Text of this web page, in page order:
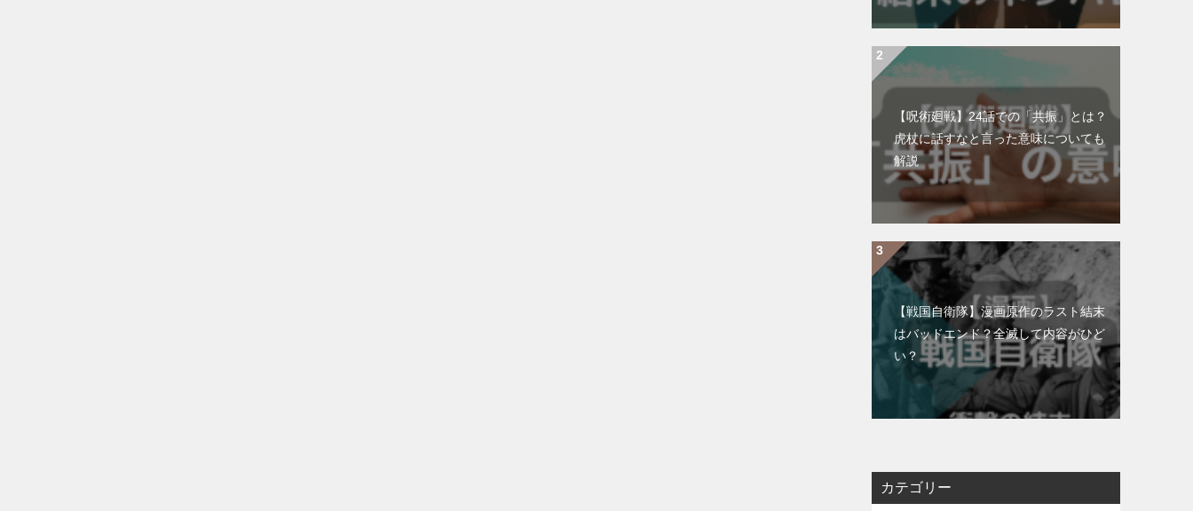
【呪術廻戦】24話での「共振」とは？
虎杖に話すなと言った意味についても
解説
【戦国自衛隊】漫画原作のラスト結末
はバッドエンド？全滅して内容がひど
い？
カテゴリー